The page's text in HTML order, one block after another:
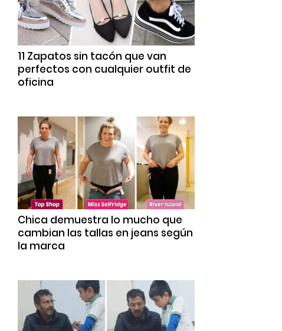
11 Zapatos sin tacón que van
perfectos con cualquier outfit de
oficina
Chica demuestra lo mucho que
cambian las tallas en jeans según
la marca